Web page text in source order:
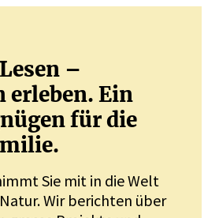
–
erleben. Ein
für die
Sie mit in die Welt
Wir berichten über